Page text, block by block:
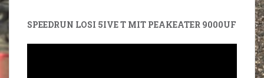
SPEEDRUN LOSI 5IVE T MIT PEAKEATER 9000UF